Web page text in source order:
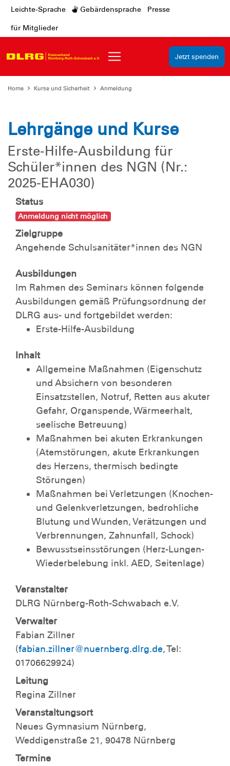
Leichte-Sprache Gebärdensprache Presse
für Mitglieder
Jetzt spenden
Home Kurse und Sicherheit Anmeldung
Lehrgänge und Kurse
Erste-Hilfe-Ausbildung für
Schüler*innen des NGN (Nr.:
2025-EHA030)
Status
Anmeldung nicht möglich
Zielgruppe
Angehende Schulsanitäter*innen des NGN
Ausbildungen
Im Rahmen des Seminars können folgende
Ausbildungen gemäß Prüfungsordnung der
DLRG aus- und fortgebildet werden:
Erste-Hilfe-Ausbildung
Inhalt
Allgemeine Maßnahmen (Eigenschutz
und Absichern von besonderen
Einsatzstellen, Notruf, Retten aus akuter
Gefahr, Organspende, Wärmeerhalt,
seelische Betreuung)
Maßnahmen bei akuten Erkrankungen
(Atemstörungen, akute Erkrankungen
des Herzens, thermisch bedingte
Störungen)
Maßnahmen bei Verletzungen (Knochen-
und Gelenkverletzungen, bedrohliche
Blutung und Wunden, Verätzungen und
Verbrennungen, Zahnunfall, Schock)
Bewusstseinsstörungen (Herz-Lungen-
Wiederbelebung inkl. AED, Seitenlage)
Veranstalter
DLRG Nürnberg-Roth-Schwabach e.V.
Verwalter
Fabian Zillner
(fabian.zillner@nuernberg.dlrg.de, Tel:
01706629924)
Leitung
Regina Zillner
Veranstaltungsort
Neues Gymnasium Nürnberg,
Weddigenstraße 21, 90478 Nürnberg
Termine